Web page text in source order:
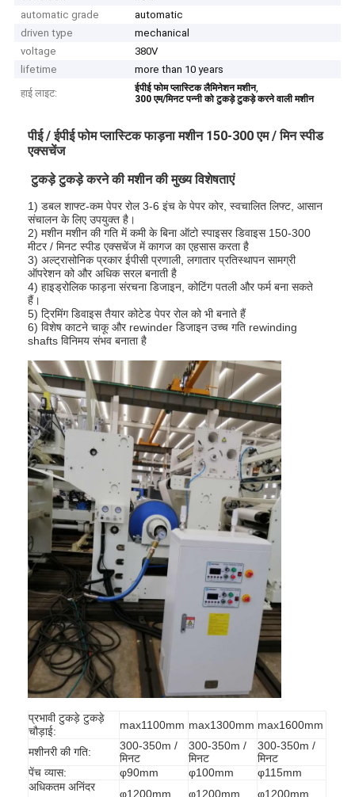
automatic grade
automatic
driven type
mechanical
voltage
380V
lifetime
more than 10 years
हाई लाइट:
ईपीई फोम प्लास्टिक लैमिनेशन मशीन,
300 एम/मिनट पन्नी को टुकड़े टुकड़े करने वाली मशीन
पीई / ईपीई फोम प्लास्टिक फाड़ना मशीन 150-300 एम / मिन स्पीड
एक्सचेंज
टुकड़े टुकड़े करने की मशीन की मुख्य विशेषताएं
1) डबल शाफ्ट-कम पेपर रोल 3-6 इंच के पेपर कोर, स्वचालित लिफ्ट, आसान
संचालन के लिए उपयुक्त है।
2) मशीन मशीन की गति में कमी के बिना ऑटो स्पाइसर डिवाइस 150-300
मीटर / मिनट स्पीड एक्सचेंज में कागज का एहसास करता है
3) अल्ट्रासोनिक प्रकार ईपीसी प्रणाली, लगातार प्रतिस्थापन सामग्री
ऑपरेशन को और अधिक सरल बनाती है
4) हाइड्रोलिक फाड़ना संरचना डिजाइन, कोटिंग पतली और फर्म बना सकते
हैं।
5) ट्रिमिंग डिवाइस तैयार कोटेड पेपर रोल को भी बनाते हैं
6) विशेष काटने चाकू और rewinder डिजाइन उच्च गति rewinding
shafts विनिमय संभव बनाता है
प्रभावी टुकड़े टुकड़े
चौड़ाई:
max1100mm max1300mm max1600mm
मशीनरी की गति:
300-350m /
मिनट
300-350m /
मिनट
300-350m /
मिनट
पेंच व्यास:
φ90mm φ100mm
φ115mm
अधिकतम अनिंदर
φ1200mm φ1200mm φ1200mm